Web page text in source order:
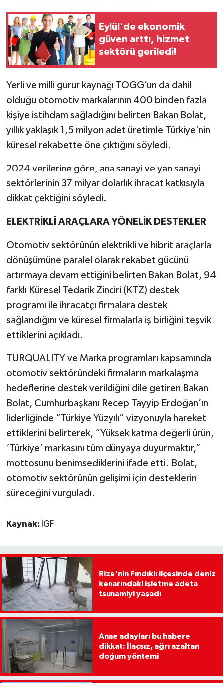
Eylül'de ekonomik
güven arttı, hizmet
sektörü geriledi!
Yerli ve milli gurur kaynağı TOGG’un da dahil
olduğu otomotiv markalarının 400 binden fazla
kişiye istihdam sağladığını belirten Bakan Bolat,
yıllık yaklaşık 1,5 milyon adet üretimle Türkiye’nin
küresel rekabette öne çıktığını söyledi.
2024 verilerine göre, ana sanayi ve yan sanayi
sektörlerinin 37 milyar dolarlık ihracat katkısıyla
dikkat çektiğini söyledi.
ELEKTRİKLİ ARAÇLARA YÖNELİK DESTEKLER
Otomotiv sektörünün elektrikli ve hibrit araçlarla
dönüşümüne paralel olarak rekabet gücünü
artırmaya devam ettiğini belirten Bakan Bolat, 94
farklı Küresel Tedarik Zinciri (KTZ) destek
programı ile ihracatçı firmalara destek
sağlandığını ve küresel firmalarla iş birliğini teşvik
ettiklerini açıkladı.
TURQUALITY ve Marka programları kapsamında
otomotiv sektöründeki firmaların markalaşma
hedeflerine destek verildiğini dile getiren Bakan
Bolat, Cumhurbaşkanı Recep Tayyip Erdoğan’ın
liderliğinde “Türkiye Yüzyılı” vizyonuyla hareket
ettiklerini belirterek, “Yüksek katma değerli ürün,
‘Türkiye’ markasını tüm dünyaya duyurmaktır,”
mottosunu benimsediklerini ifade etti. Bolat,
otomotiv sektörünün gelişimi için desteklerin
süreceğini vurguladı.
Kaynak: İGF
Rize'nin Fındıklı ilçesinde deniz
kenarındaki işletme adeta
tsunamiyi yaşadı
Anne adayları bu habere
dikkat: İlaçsız, ağrı azaltan
doğum yöntemi